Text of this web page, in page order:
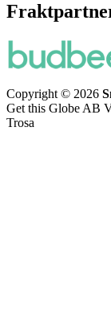
Copyright © 2026
Get this Globe AB
Trosa